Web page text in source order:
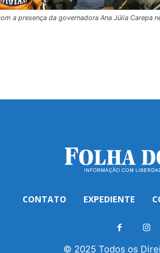
a presença da governadora Ana Júlia Carepa
CONTATO EXPEDIENTE
© 2025 Todos os